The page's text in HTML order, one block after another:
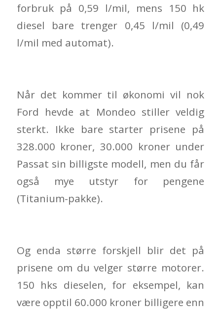
forbruk på 0,59 l/mil, mens 150 hk
diesel bare trenger 0,45 l/mil (0,49
l/mil med automat).
Når det kommer til økonomi vil nok
Ford hevde at Mondeo stiller veldig
sterkt. Ikke bare starter prisene på
328.000 kroner, 30.000 kroner under
Passat sin billigste modell, men du får
også mye utstyr for pengene
(Titanium-pakke).
Og enda større forskjell blir det på
prisene om du velger større motorer.
150 hks dieselen, for eksempel, kan
være opptil 60.000 kroner billigere enn